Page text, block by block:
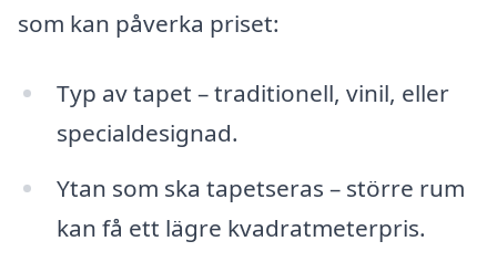
som kan påverka priset:
Typ av tapet – traditionell, vinil, eller
specialdesignad.
Ytan som ska tapetseras – större rum
kan få ett lägre kvadratmeterpris.